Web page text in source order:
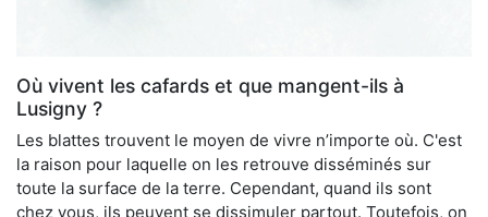
Où vivent les cafards et que mangent-ils à
Lusigny ?
Les blattes trouvent le moyen de vivre n’importe où. C'est
la raison pour laquelle on les retrouve disséminés sur
toute la surface de la terre. Cependant, quand ils sont
chez vous, ils peuvent se dissimuler partout. Toutefois, on